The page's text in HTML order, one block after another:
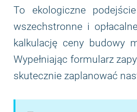
To ekologiczne
wszechstronne i
kalkulację ceny budowy
Wypełniając formularz
skutecznie zaplanować